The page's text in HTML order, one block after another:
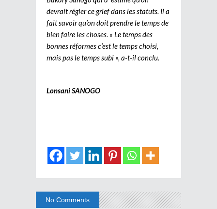
devrait régler ce grief dans les statuts. Il a
fait savoir qu’on doit prendre le temps de
bien faire les choses. « Le temps des
bonnes réformes c’est le temps choisi,
mais pas le temps subi », a-t-il conclu.
Lonsani SANOGO
No Comments